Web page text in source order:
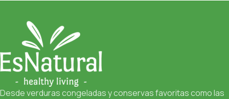
Desde verduras congeladas y conservas favoritas como las